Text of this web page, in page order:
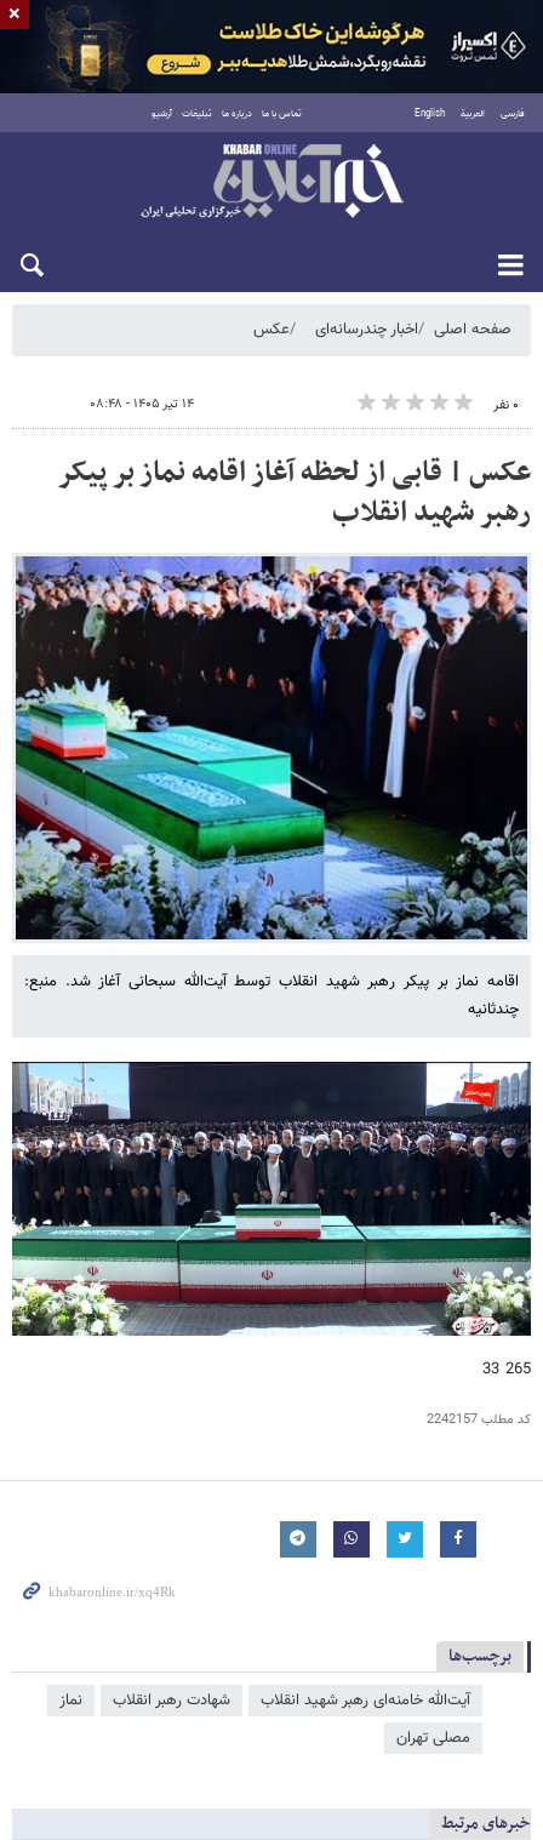
فارسی العربية English تماس با ما درباره ما تبلیغات آرشیو
پنجشنبه ۱۵ مرداد ۱۴۰۵
صفحه اصلی اخبار چندرسانه‌ای عکس
۰ نفر ۱۴ تیر ۱۴۰۵ - ۰۸:۴۸
عکس | قابی از لحظه آغاز اقامه نماز بر پیکر
رهبر شهید انقلاب
اقامه نماز بر پیکر رهبر شهید انقلاب توسط آیت‌الله سبحانی آغاز شد. منبع:
چندثانیه
265 33
کد مطلب2242157
برچسب‌ها
آیت‌الله خامنه‌ای رهبر شهید انقلاب شهادت رهبر انقلاب
نماز
مصلی تهران
خبرهای مرتبط
×